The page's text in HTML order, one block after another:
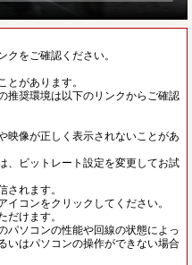
クをご確認ください。
とがあります。
推奨環境は以下のリンクからご確認
映像が正しく表示されないことがあ
、ビットレート設定を変更してお試
されます。
イコンをクリックしてください。
だけます。
パソコンの性能や回線の状態によっ
いはパソコンの操作ができない場合